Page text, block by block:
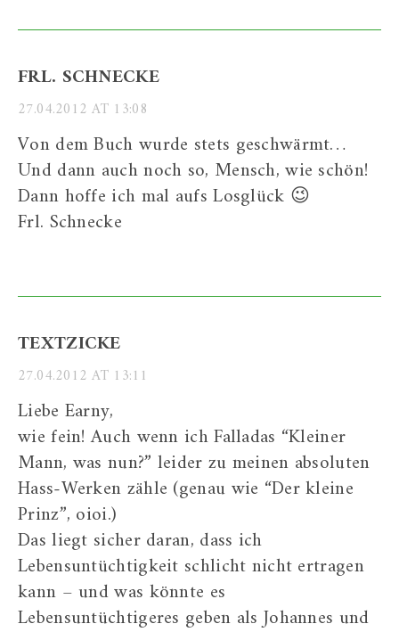
FRL. SCHNECKE
27.04.2012 AT 13:08
Von dem Buch wurde stets geschwärmt…
Und dann auch noch so, Mensch, wie schön!
Dann hoffe ich mal aufs Losglück 😉
Frl. Schnecke
TEXTZICKE
27.04.2012 AT 13:11
Liebe Earny,
wie fein! Auch wenn ich Falladas “Kleiner
Mann, was nun?” leider zu meinen absoluten
Hass-Werken zähle (genau wie “Der kleine
Prinz”, oioi.)
Das liegt sicher daran, dass ich
Lebensuntüchtigkeit schlicht nicht ertragen
kann – und was könnte es
Lebensuntüchtigeres geben als Johannes und